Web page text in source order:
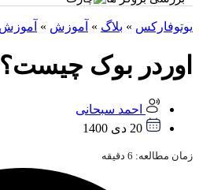
یوتوفارکس » بلاگ » آموزش » آموزش
اوردر بوک چیست؟
احمد سبحانی
20 دی 1400
زمان مطالعه: 6 دقیقه